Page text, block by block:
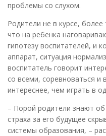
проблемы со слухом.
Родители не в курсе,
что на ребенка
гипотезу воспитателей, и
аппарат, ситуация
воспитатель говорит
со всеми, соревноваться и
интереснее, чем играть в
– Порой родители знают
страха за его будущее
системы образования, –